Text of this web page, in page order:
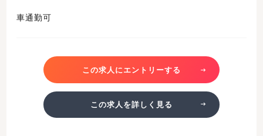
車通勤可
この求人にエントリーする
この求人を詳しく見る